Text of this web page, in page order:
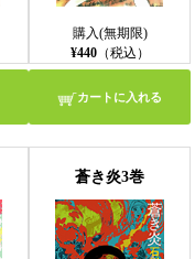
購入(無期限)
¥440（税込）
カートに入れる
蒼き炎3巻